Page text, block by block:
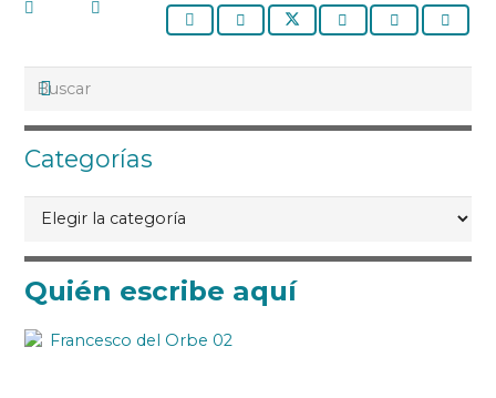
Categorías
Quién escribe aquí